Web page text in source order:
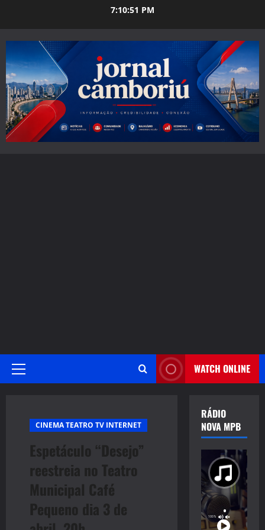
7:10:52 PM
Primary
WATCH ONLINE
CINEMA TEATRO TV INTERNET
Espetáculo “Desejo”
reestreia no Teatro
Municipal Café
Pequeno dia 3 de
RÁDIO
NOVA MPB